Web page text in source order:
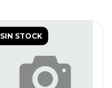
SIN STOCK